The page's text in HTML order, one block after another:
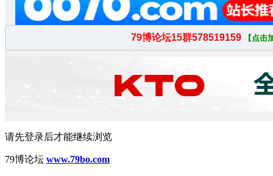
请先登录后才能继续浏览
79博论坛 www.79bo.com